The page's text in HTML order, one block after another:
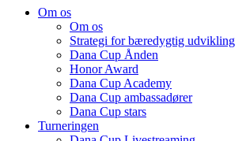
Om os
Om os
Strategi for bæredygtig udvikling
Dana Cup Ånden
Honor Award
Dana Cup Academy
Dana Cup ambassadører
Dana Cup stars
Turneringen